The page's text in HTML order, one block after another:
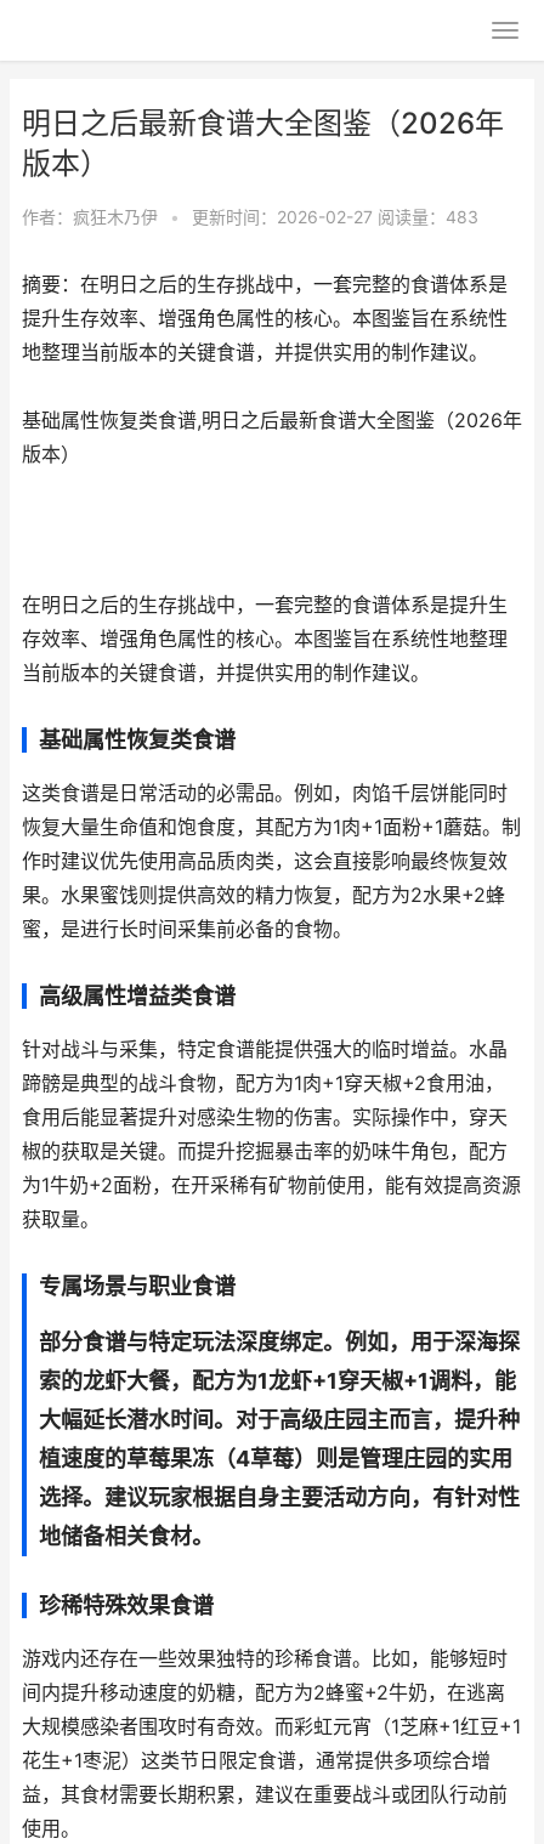
明日之后最新食谱大全图鉴（2026年
版本）
作者： 疯狂木乃伊 • 更新时间：2026-02-27 阅读量：483
摘要：在明日之后的生存挑战中，一套完整的食谱体系是
提升生存效率、增强角色属性的核心。本图鉴旨在系统性
地整理当前版本的关键食谱，并提供实用的制作建议。
基础属性恢复类食谱,明日之后最新食谱大全图鉴（2026年
版本）
在明日之后的生存挑战中，一套完整的食谱体系是提升生
存效率、增强角色属性的核心。本图鉴旨在系统性地整理
当前版本的关键食谱，并提供实用的制作建议。
基础属性恢复类食谱
这类食谱是日常活动的必需品。例如，肉馅千层饼能同时
恢复大量生命值和饱食度，其配方为1肉+1面粉+1蘑菇。制
作时建议优先使用高品质肉类，这会直接影响最终恢复效
果。水果蜜饯则提供高效的精力恢复，配方为2水果+2蜂
蜜，是进行长时间采集前必备的食物。
高级属性增益类食谱
针对战斗与采集，特定食谱能提供强大的临时增益。水晶
蹄髈是典型的战斗食物，配方为1肉+1穿天椒+2食用油，
食用后能显著提升对感染生物的伤害。实际操作中，穿天
椒的获取是关键。而提升挖掘暴击率的奶味牛角包，配方
为1牛奶+2面粉，在开采稀有矿物前使用，能有效提高资源
获取量。
专属场景与职业食谱
部分食谱与特定玩法深度绑定。例如，用于深海探
索的龙虾大餐，配方为1龙虾+1穿天椒+1调料，能
大幅延长潜水时间。对于高级庄园主而言，提升种
植速度的草莓果冻（4草莓）则是管理庄园的实用
选择。建议玩家根据自身主要活动方向，有针对性
地储备相关食材。
珍稀特殊效果食谱
游戏内还存在一些效果独特的珍稀食谱。比如，能够短时
间内提升移动速度的奶糖，配方为2蜂蜜+2牛奶，在逃离
大规模感染者围攻时有奇效。而彩虹元宵（1芝麻+1红豆+1
花生+1枣泥）这类节日限定食谱，通常提供多项综合增
益，其食材需要长期积累，建议在重要战斗或团队行动前
使用。